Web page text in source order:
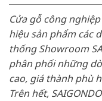
Cửa gỗ công
hiệu sản phẩm các
thống Showroom
phân phối những
cao, giá thành phù
Trên hết,